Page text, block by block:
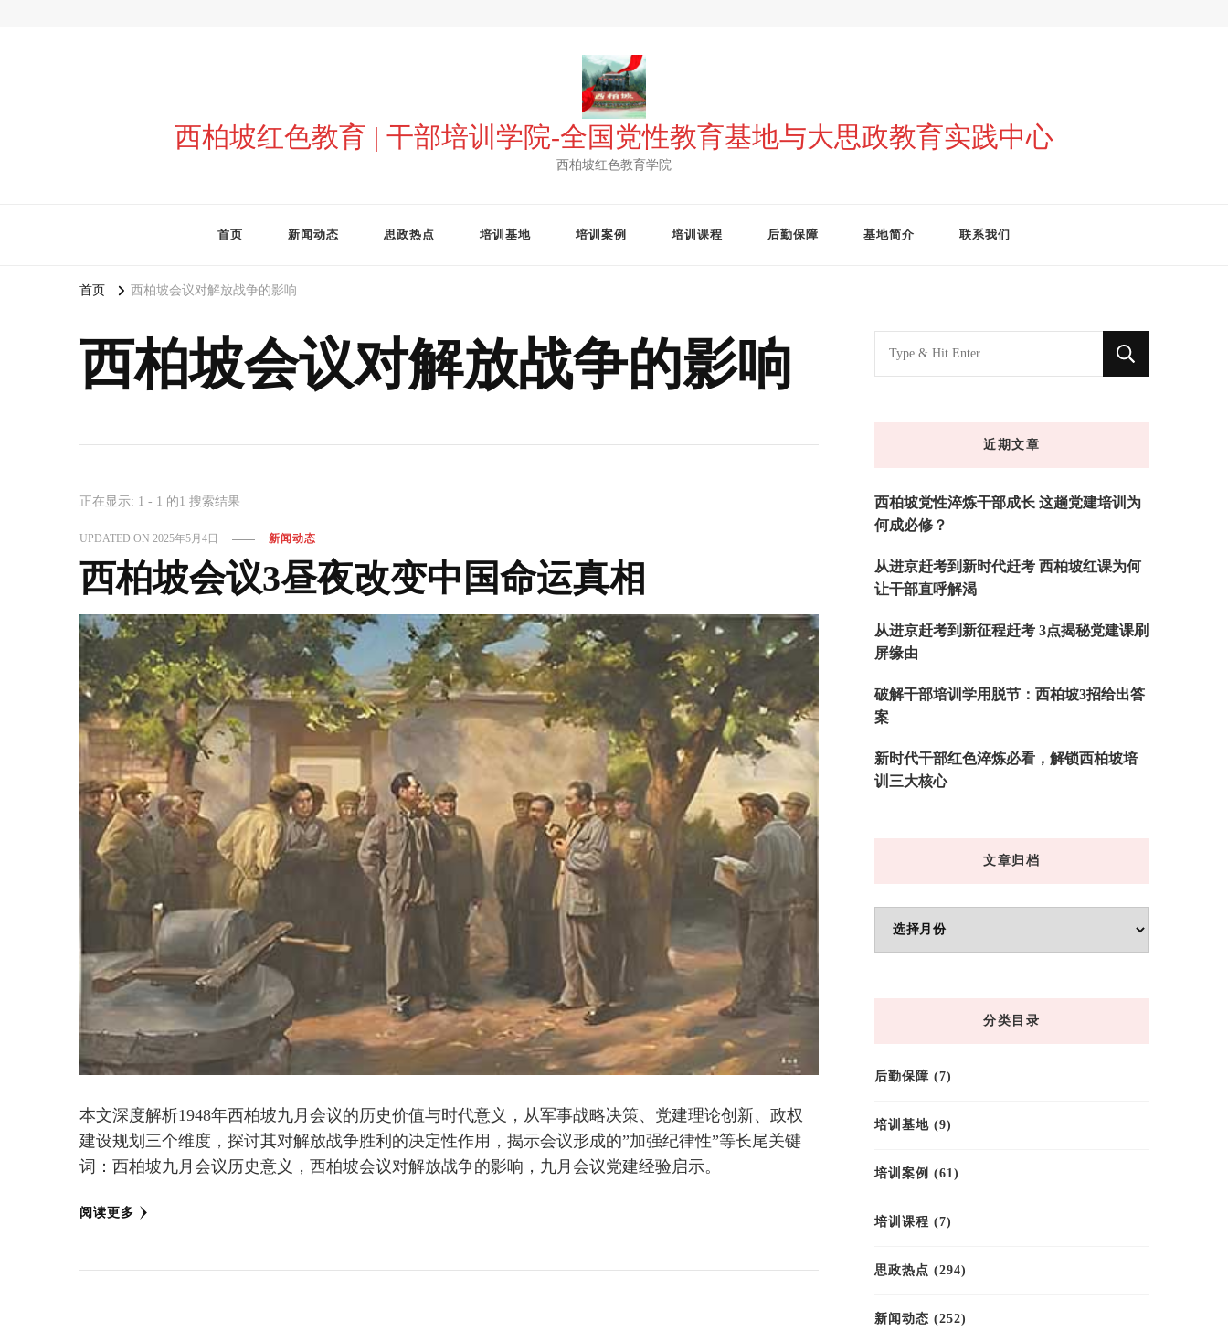
西柏坡红色教育 | 干部培训学院-全国党性教育基地与大思政教育实践中心
西柏坡红色教育学院
首页 新闻动态 思政热点 培训基地 培训案例 培训课程 后勤保障 基地简介 联系我们
首页 西柏坡会议对解放战争的影响
西柏坡会议对解放战争的影响
正在显示: 1 - 1 的1 搜索结果
UPDATED ON2025年5月4日 新闻动态
西柏坡会议3昼夜改变中国命运真相
本文深度解析1948年西柏坡九月会议的历史价值与时代意义，从军事战略决策、党建理论创新、政权
建设规划三个维度，探讨其对解放战争胜利的决定性作用，揭示会议形成的”加强纪律性”等长尾关键
词：西柏坡九月会议历史意义，西柏坡会议对解放战争的影响，九月会议党建经验启示。
阅读更多
找
什
近期文章
西柏坡党性淬炼干部成长 这趟党建培训为
何成必修？
从进京赶考到新时代赶考 西柏坡红课为何
让干部直呼解渴
从进京赶考到新征程赶考 3点揭秘党建课刷
屏缘由
破解干部培训学用脱节：西柏坡3招给出答
案
新时代干部红色淬炼必看，解锁西柏坡培
训三大核心
文章归档
章
分类目录
后勤保障 (7)
培训基地 (9)
培训案例 (61)
培训课程 (7)
思政热点 (294)
新闻动态 (252)